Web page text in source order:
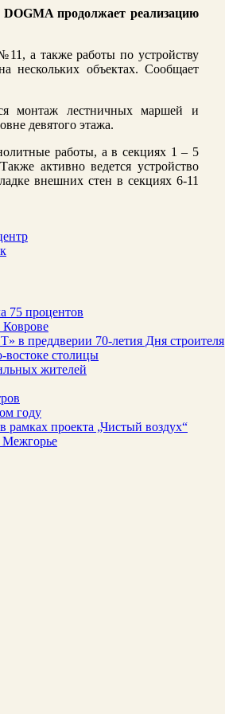
продолжает реализацию
а также работы по устройству
нескольких объектах. Сообщает
монтаж лестничных маршей и
девятого этажа.
работы, а в секциях 1 – 5
активно ведется устройство
внешних стен в секциях 6-11
75 процентов
Коврове
преддверии 70-летия Дня строителя
востоке столицы
жителей
году
проекта „Чистый воздух“
Межгорье